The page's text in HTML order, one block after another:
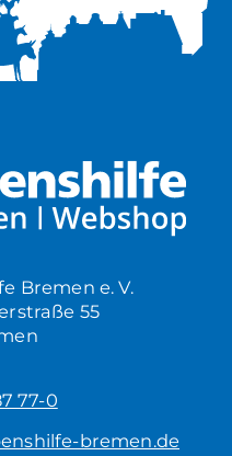
Bremen e. V.
55
77-0
bremen.de